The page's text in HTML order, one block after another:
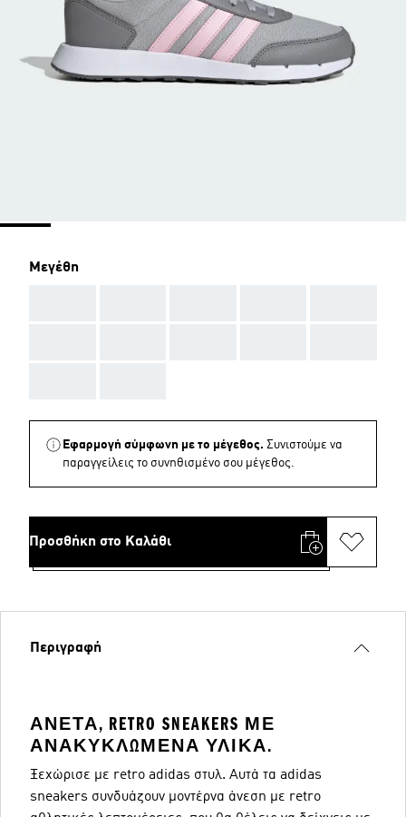
Μεγέθη
Εφαρμογή σύμφωνη με το μέγεθος. Συνιστούμε να
παραγγείλεις το συνηθισμένο σου μέγεθος.
Προσθήκη στο Καλάθι
Περιγραφή
ΆΝΕΤΑ, RETRO SNEAKERS ΜΕ
ΑΝΑΚΥΚΛΩΜΈΝΑ ΥΛΙΚΆ.
Ξεχώρισε με retro adidas στυλ. Αυτά τα adidas
sneakers συνδυάζουν μοντέρνα άνεση με retro